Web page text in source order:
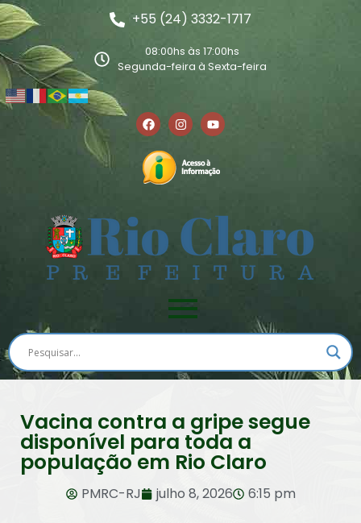
+55 (24) 3332-1717
08:00hs às 17:00hs
Segunda-feira à Sexta-feira
Vacina contra a gripe segue
disponível para toda a
população em Rio Claro
PMRC-RJ julho 8, 2026 6:15 pm